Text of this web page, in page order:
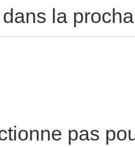
la
pas